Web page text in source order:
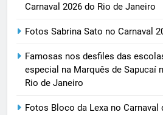
Carnaval 2026 do Rio de Janeiro
Fotos Sabrina Sato no Carnaval
Famosas nos desfiles das
especial na Marquês de Sapucaí
Rio de Janeiro
Fotos Bloco da Lexa no Carnaval